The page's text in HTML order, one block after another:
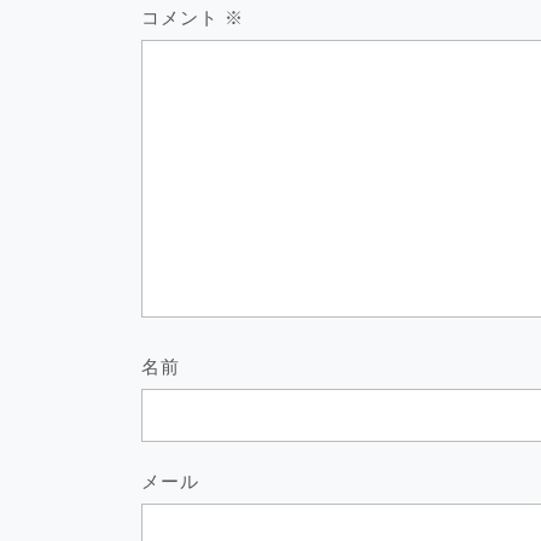
コメント ※
名前
メール